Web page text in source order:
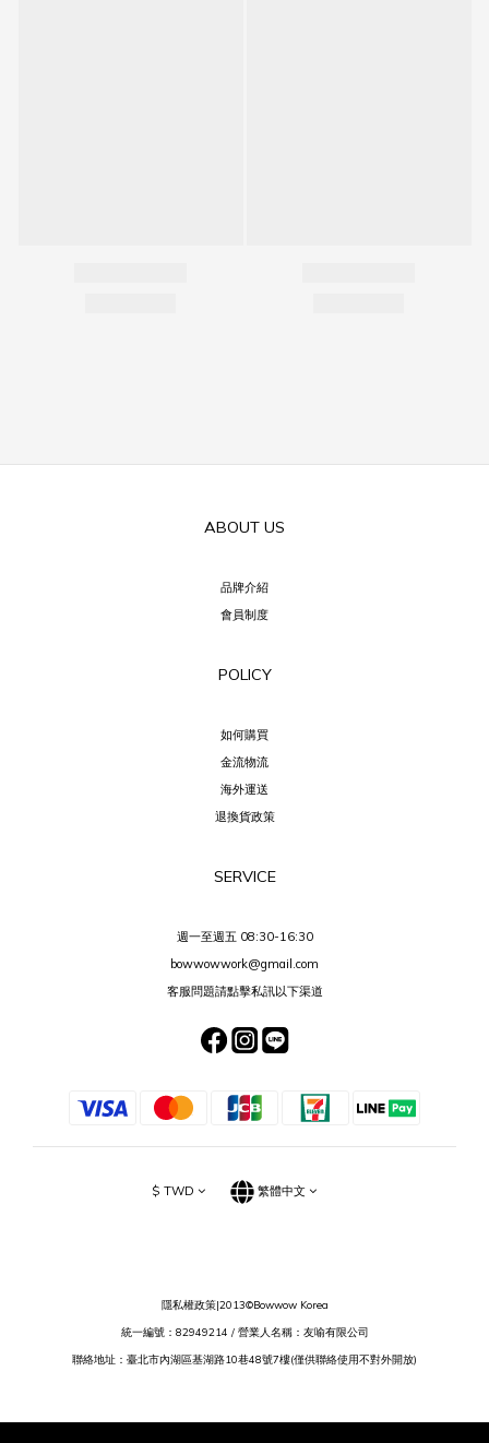
ABOUT US
品牌介紹
會員制度
POLICY
如何購買
金流物流
海外運送
退換貨政策
SERVICE
週一至週五 08:30-16:30
bowwowwork@gmail.com
客服問題請點擊私訊以下渠道
$ TWD 繁體中文
隱私權政策|2013©Bowwow Korea
統一編號：82949214 / 營業人名稱：友喻有限公司
聯絡地址：臺北市內湖區基湖路10巷48號7樓(僅供聯絡使用不對外開放)